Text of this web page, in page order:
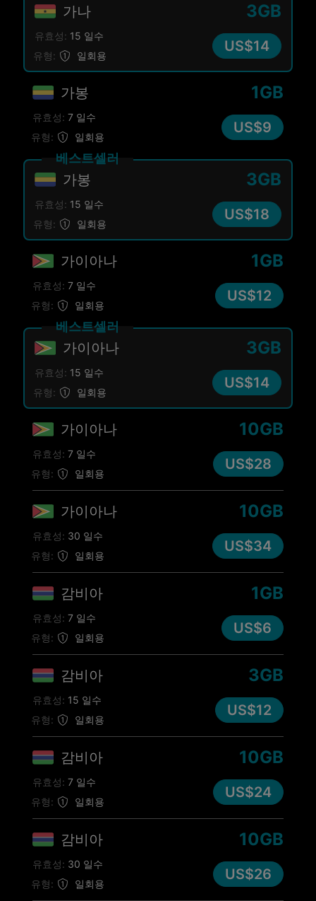
가나
유형: 일회용
3GB
유효성: 15 일수
US$14
가봉
유형: 일회용
1GB
유효성: 7 일수
US$9
가봉
유형: 일회용
3GB
유효성: 15 일수
US$18
베스트셀러
가이아나
유형: 일회용
1GB
유효성: 7 일수
US$12
가이아나
유형: 일회용
3GB
유효성: 15 일수
US$14
베스트셀러
가이아나
유형: 일회용
10GB
유효성: 7 일수
US$28
가이아나
유형: 일회용
10GB
유효성: 30 일수
US$34
감비아
유형: 일회용
1GB
유효성: 7 일수
US$6
감비아
유형: 일회용
3GB
유효성: 15 일수
US$12
감비아
유형: 일회용
10GB
유효성: 7 일수
US$24
감비아
유형: 일회용
10GB
유효성: 30 일수
US$26